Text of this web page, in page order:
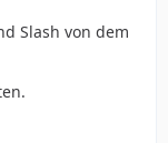
Slash von dem